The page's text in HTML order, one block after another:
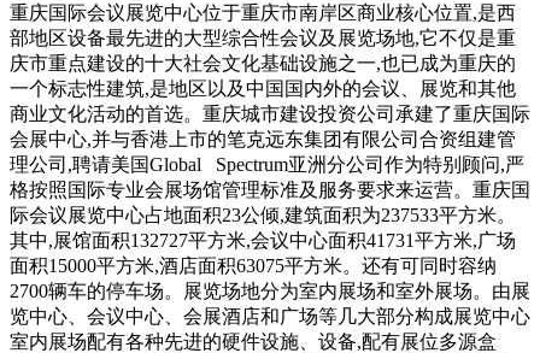
重庆国际会议展览中心位于重庆市南岸区商业核心位置,是西
部地区设备最先进的大型综合性会议及展览场地,它不仅是重
庆市重点建设的十大社会文化基础设施之一,也已成为重庆的
一个标志性建筑,是地区以及中国国内外的会议、展览和其他
商业文化活动的首选。重庆城市建设投资公司承建了重庆国际
会展中心,并与香港上市的笔克远东集团有限公司合资组建管
理公司,聘请美国Global Spectrum亚洲分公司作为特别顾问,严
格按照国际专业会展场馆管理标准及服务要求来运营。重庆国
际会议展览中心占地面积23公倾,建筑面积为237533平方米。
其中,展馆面积132727平方米,会议中心面积41731平方米,广场
面积15000平方米,酒店面积63075平方米。还有可同时容纳
2700辆车的停车场。展览场地分为室内展场和室外展场。由展
览中心、会议中心、会展酒店和广场等几大部分构成展览中心
室内展场配有各种先进的硬件设施、设备,配有展位多源盒